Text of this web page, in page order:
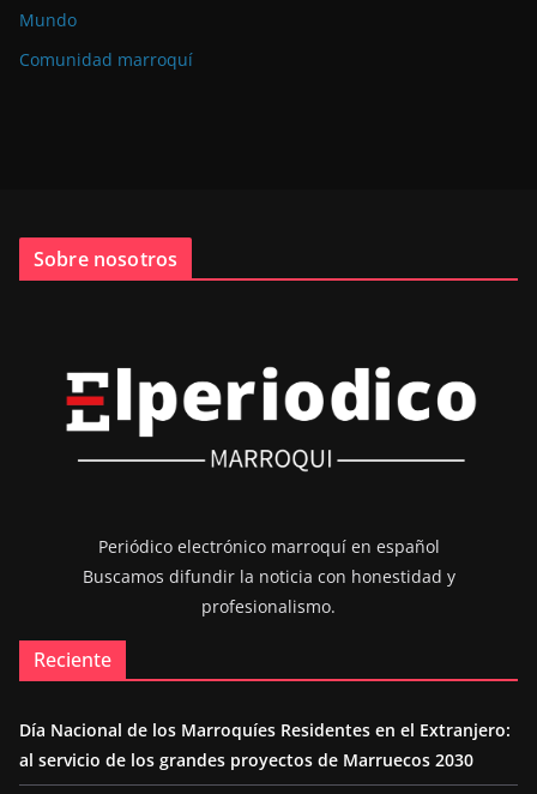
Mundo
Comunidad marroquí
Sobre nosotros
Periódico electrónico marroquí en español
Buscamos difundir la noticia con honestidad y
profesionalismo.
Reciente
Día Nacional de los Marroquíes Residentes en el Extranjero:
al servicio de los grandes proyectos de Marruecos 2030